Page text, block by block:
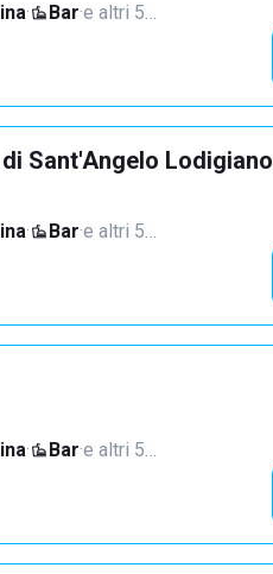
· Bar·e altri 5…
Sant'Angelo Lodigiano
· Bar·e altri 5…
· Bar·e altri 5…